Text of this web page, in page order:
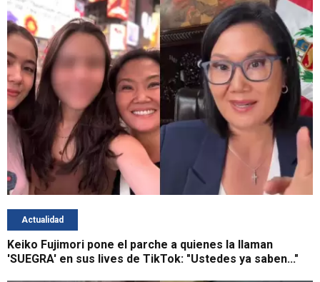
Actualidad
Keiko Fujimori pone el parche a quienes la llaman
'SUEGRA' en sus lives de TikTok: "Ustedes ya saben..."